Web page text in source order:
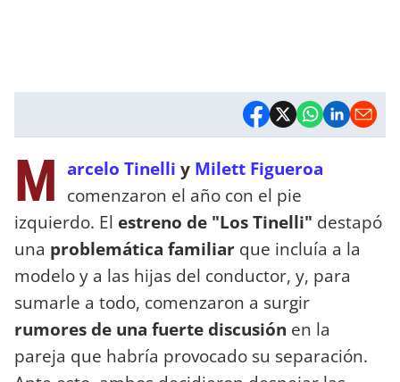
M arcelo Tinelli y Milett Figueroa
comenzaron el año con el pie
izquierdo. El estreno de "Los Tinelli" destapó
una problemática familiar que incluía a la
modelo y a las hijas del conductor, y, para
sumarle a todo, comenzaron a surgir
rumores de una fuerte discusión en la
pareja que habría provocado su separación.